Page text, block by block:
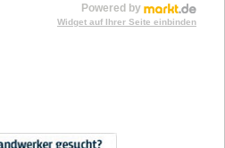
Powered by
Widget auf Ihrer Seite einbinden